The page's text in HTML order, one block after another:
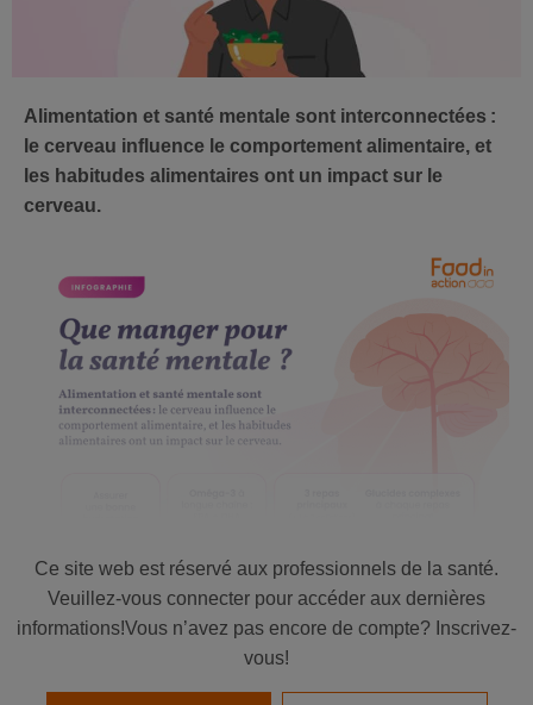
Alimentation et santé mentale sont interconnectées :
le cerveau influence le comportement alimentaire, et
les habitudes alimentaires ont un impact sur le
cerveau.
Ce site web est réservé aux professionnels de la santé.
Veuillez-vous connecter pour accéder aux dernières
informations!Vous n’avez pas encore de compte? Inscrivez-
vous!